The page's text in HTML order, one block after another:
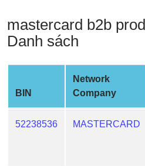
Validator
Credit
Random
Credit
Card
mastercard b2b
Danh sách
BIN
Network
Company
52238536 MASTERCARD